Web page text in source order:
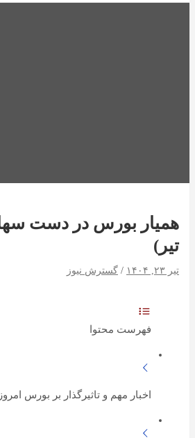
تیر)
تیر ۲۳, ۱۴۰۴ گسترش نیوز
فهرست محتوا
اخبار مهم و تاثیرگذار بر بورس امروز